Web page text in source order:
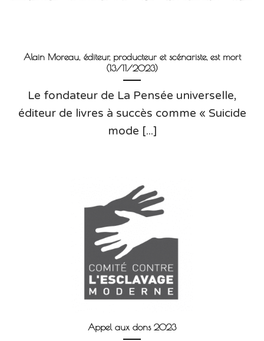
Alain Moreau, éditeur, producteur et scénariste, est mort
(13/11/2023)
Le fondateur de La Pensée universelle,
éditeur de livres à succès comme « Suicide
mode [...]
Appel aux dons 2023